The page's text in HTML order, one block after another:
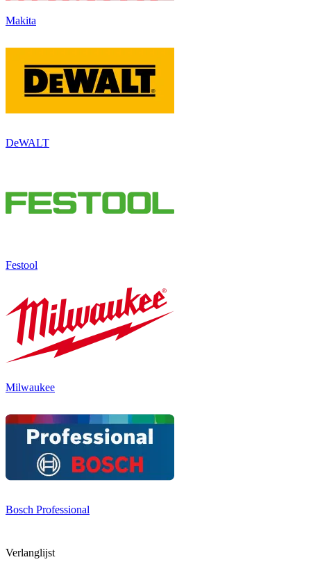
Makita
DeWALT
Festool
Milwaukee
Bosch Professional
Verlanglijst